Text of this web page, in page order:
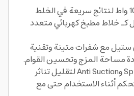
محرك قوي بقدرة 1000 واط لنتائج سريعة في الخلط
كـ خلاط مطبخ كهربائي متعدد
مع شفرات متينة وتقنية
تقنيات Splash Control وAnti Suction لتقليل تناثر
أثناء الاستخدام حتى مع